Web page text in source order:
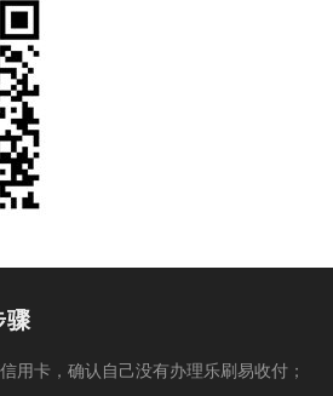
骤
用卡，确认自己没有办理乐刷易收付；